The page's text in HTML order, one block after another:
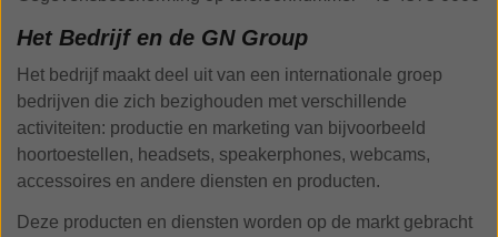
Het Bedrijf en de GN Group
Het bedrijf maakt deel uit van een internationale groep
bedrijven die zich bezighouden met verschillende
activiteiten: productie en marketing van bijvoorbeeld
hoortoestellen, headsets, speakerphones, webcams,
accessoires en andere diensten en producten.
Deze producten en diensten worden op de markt gebracht